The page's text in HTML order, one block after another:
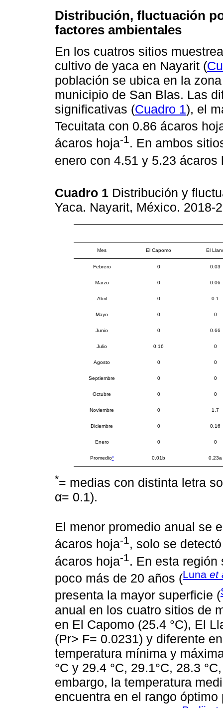
Distribución, fluctuación
factores ambientales
En los cuatros sitios
cultivo de yaca en Nayarit (
población se ubica en la
municipio de San Blas. Las
significativas (Cuadro 1), el
Tecuitata con 0.86 ácaros
ácaros hoja-1. En ambos
enero con 4.51 y 5.23 ácaros
Cuadro 1 Distribución y
Yaca. Nayarit, México. 2018-
Mes El Capomo El
Febrero 0 0.03
Marzo 0 0.06
Abril 0 0.1
Mayo 0 0
Junio 0 0.66
Julio 0.16 0
Agosto 0 0
Septiembre 0 0
Octubre 0 0
Noviembre 0 1.7
Diciembre 0 0.16
Enero 0 0
Promedio* 0.01b 0.23a
*= medias con distinta letra
α= 0.1).
El menor promedio anual se
ácaros hoja-1, solo se
ácaros hoja-1. En esta
poco más de 20 años (Luna et
presenta la mayor superficie (
anual en los cuatro sitios de
en El Capomo (25.4 °C), El
(Pr> F= 0.0231) y diferente
temperatura mínima y
°C y 29.4 °C, 29.1°C, 28.3
embargo, la temperatura
encuentra en el rango